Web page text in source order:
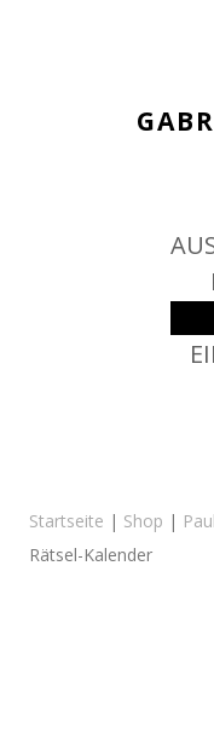
Startseite | Shop |
Rätsel-Kalender